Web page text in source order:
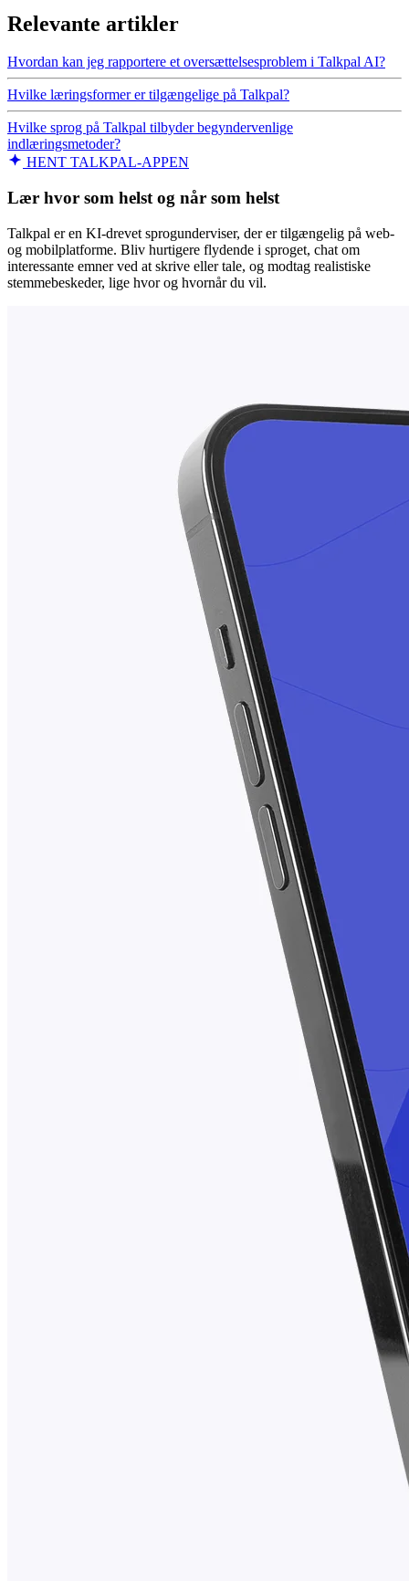
Relevante artikler
Hvordan kan jeg rapportere et oversættelsesproblem i Talkpal AI?
Hvilke læringsformer er tilgængelige på Talkpal?
Hvilke sprog på Talkpal tilbyder begyndervenlige
indlæringsmetoder?
HENT TALKPAL-APPEN
Lær hvor som helst og når som helst
Talkpal er en KI-drevet sprogunderviser, der er tilgængelig på web-
og mobilplatforme. Bliv hurtigere flydende i sproget, chat om
interessante emner ved at skrive eller tale, og modtag realistiske
stemmebeskeder, lige hvor og hvornår du vil.